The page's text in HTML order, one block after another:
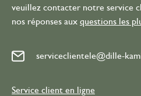
veuillez contacter notre service
nos réponses aux questions les
serviceclientele@dille-
Service client en ligne